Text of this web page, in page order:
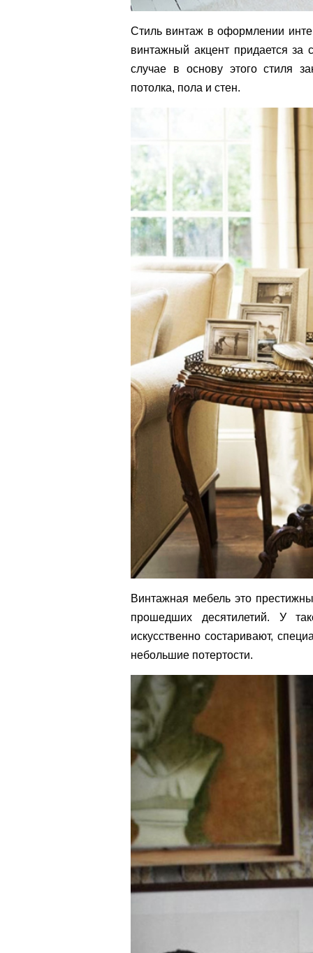
Стиль винтаж в оформлении
винтажный акцент придается за
случае в основу этого стиля
потолка, пола и стен.
Винтажная мебель это
прошедших десятилетий. У
искусственно состаривают,
небольшие потертости.